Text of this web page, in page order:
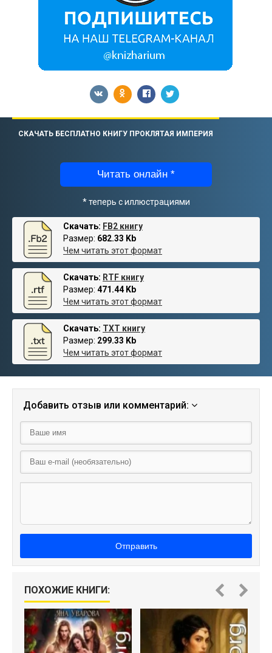
СКАЧАТЬ БЕСПЛАТНО КНИГУ ПРОКЛЯТАЯ ИМПЕРИЯ
Читать онлайн *
* теперь с иллюстрациями
Скачать: FB2 книгу
Размер: 682.33 Kb
Чем читать этот формат
Скачать: RTF книгу
Размер: 471.44 Kb
Чем читать этот формат
Скачать: TXT книгу
Размер: 299.33 Kb
Чем читать этот формат
Добавить отзыв или комментарий:
Отправить
ПОХОЖИЕ КНИГИ: